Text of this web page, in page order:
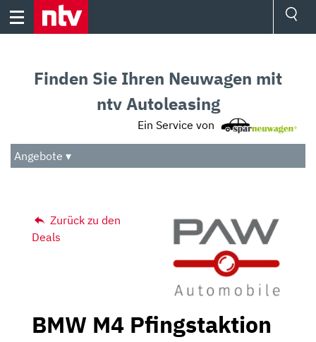
Skip
Audio
Das Beste
Finden Sie Ihren Neuwagen mit
ntv Autoleasing
Ein Service von
Angebote ▾
Zurück zu den
Deals
BMW M4 Pfingstaktion